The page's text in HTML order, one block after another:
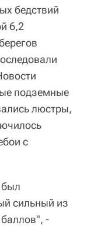
бедствий
6,2
подземные
люстры,
с
был
сильный из
-